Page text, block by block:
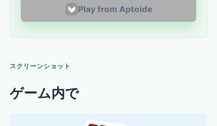
Play from Aptoide
スクリーンショット
ゲーム内で